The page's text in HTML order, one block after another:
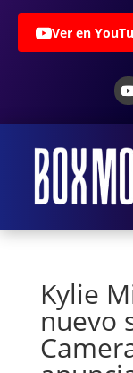
Ver en
Kylie
nuevo